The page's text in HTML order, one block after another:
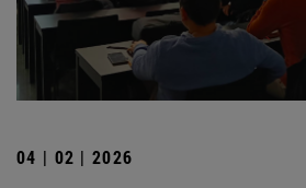
04 | 02 | 2026